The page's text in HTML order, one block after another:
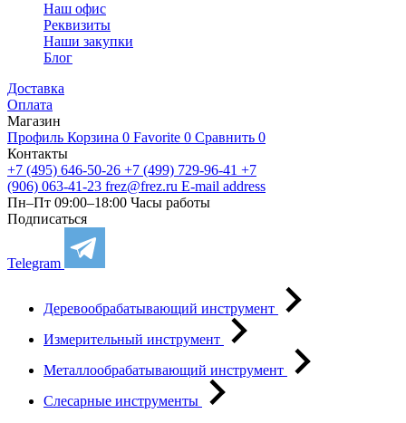
Наш офис
Реквизиты
Наши закупки
Блог
Доставка
Оплата
Магазин
Профиль Корзина 0 Favorite 0 Сравнить 0
Контакты
+7 (495) 646-50-26 +7 (499) 729-96-41 +7
(906) 063-41-23 frez@frez.ru E-mail address
Пн–Пт 09:00–18:00 Часы работы
Подписаться
Telegram
Деревообрабатывающий инструмент
Измерительный инструмент
Металлообрабатывающий инструмент
Слесарные инструменты